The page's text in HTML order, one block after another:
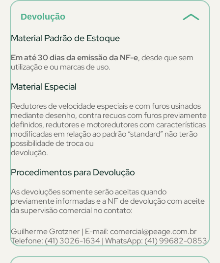
Devolução
Material Padrão de Estoque
Em até 30 dias da emissão da NF-e, desde que sem
utilização e ou marcas de uso.
Material Especial
Redutores de velocidade especiais e com furos usinados
mediante desenho, contra recuos com furos previamente
definidos, redutores e motoredutores com características
modificadas em relação ao padrão “standard” não terão
possibilidade de troca ou
devolução.
Procedimentos para Devolução
As devoluções somente serão aceitas quando
previamente informadas e a NF de devolução com aceite
da supervisão comercial no contato:
Guilherme Grotzner | E-mail: comercial@peage.com.br
Telefone: (41) 3026-1634 | WhatsApp: (41) 99682-0853